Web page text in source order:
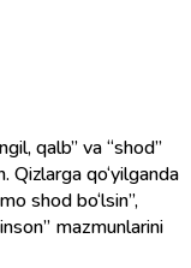
qalb” va “shod”
Qizlarga qo‘yilganda
shod bo‘lsin”,
mazmunlarini